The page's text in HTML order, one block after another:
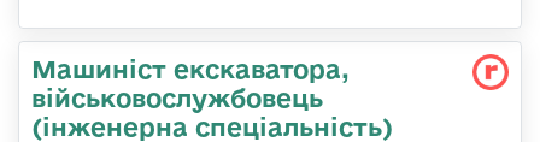
Машиніст екскаватора,
військовослужбовець
(інженерна спеціальність)